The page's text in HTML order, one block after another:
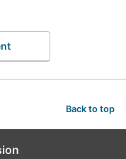
Back to top